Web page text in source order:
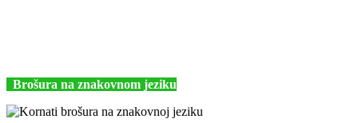
Brošura na znakovnom jeziku